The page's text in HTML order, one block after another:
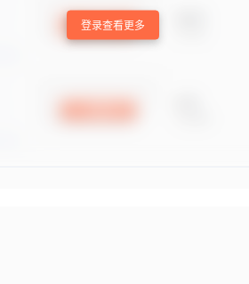
登录查看更多